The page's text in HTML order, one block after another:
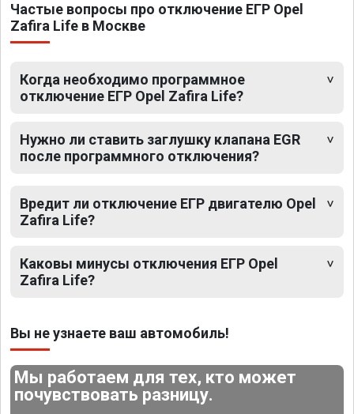
Частые вопросы про отключение ЕГР Opel
Zafira Life в Москве
Когда необходимо программное
отключение ЕГР Opel Zafira Life?
Нужно ли ставить заглушку клапана EGR
после программного отключения?
Вредит ли отключение ЕГР двигателю Opel
Zafira Life?
Каковы минусы отключения ЕГР Opel
Zafira Life?
Вы не узнаете ваш автомобиль!
Мы работаем для тех, кто может
почувствовать разницу.